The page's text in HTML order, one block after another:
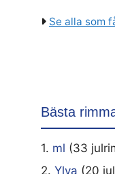
Se alla som
Bästa
1. ml (33
2. Ylva (20